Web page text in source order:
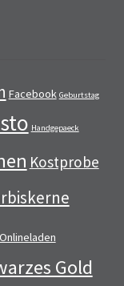
Facebook Geburtstag
Handgepaeck
Kostprobe
Onlineladen
Gold